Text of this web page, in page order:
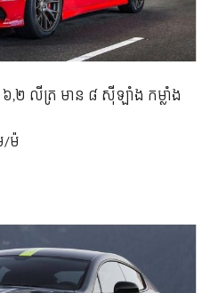
,២ លីត្រ មាន ៨ ស៊ីឡាំង កម្លាំង
/ម៉